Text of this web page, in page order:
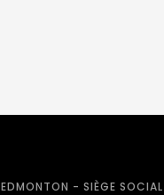
EDMONTON - SIÈGE SOCIAL